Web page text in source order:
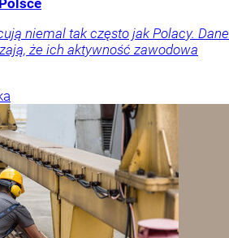
niemal tak często jak Polacy. Dane
że ich aktywność zawodowa